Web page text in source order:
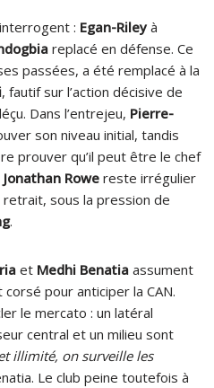
: Egan-Rileyà
replacé en défense. Ce
passées, a été remplacé à la
, fautif sur l’action décisive de
Dans l’entrejeu, Pierre-
son niveau initial, tandis
prouver qu’il peut être le chef
Jonathan Rowe reste irrégulier
sous la pression de
.
et Medhi Benatia assument
pour anticiper la CAN.
le mercato : un latéral
central et un milieu sont
illimité, on surveille les
Le club peine toutefois à